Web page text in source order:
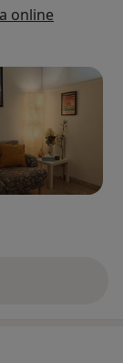
online